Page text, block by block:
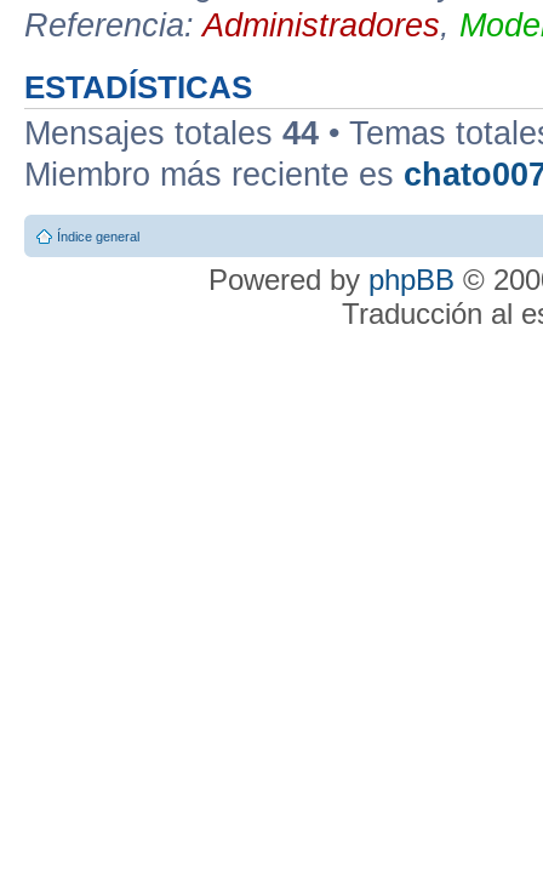
Referencia:Administradores,
ESTADÍSTICAS
Mensajes totales 44 • Temas
Miembro más reciente es
Índice general
Powered by phpBB ©
Traducción al